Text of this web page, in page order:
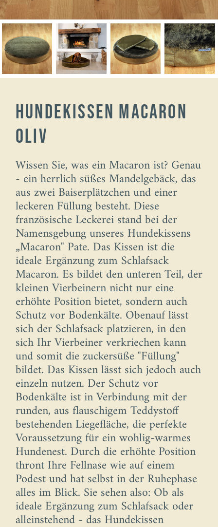
Hundekissen Macaron
oliv
Wissen Sie, was ein Macaron ist? Genau
- ein herrlich süßes Mandelgebäck, das
aus zwei Baiserplätzchen und einer
leckeren Füllung besteht. Diese
französische Leckerei stand bei der
Namensgebung unseres Hundekissens
„Macaron" Pate. Das Kissen ist die
ideale Ergänzung zum Schlafsack
Macaron. Es bildet den unteren Teil, der
kleinen Vierbeinern nicht nur eine
erhöhte Position bietet, sondern auch
Schutz vor Bodenkälte. Obenauf lässt
sich der Schlafsack platzieren, in den
sich Ihr Vierbeiner verkriechen kann
und somit die zuckersüße "Füllung"
bildet. Das Kissen lässt sich jedoch auch
einzeln nutzen. Der Schutz vor
Bodenkälte ist in Verbindung mit der
runden, aus flauschigem Teddystoff
bestehenden Liegefläche, die perfekte
Voraussetzung für ein wohlig-warmes
Hundenest. Durch die erhöhte Position
thront Ihre Fellnase wie auf einem
Podest und hat selbst in der Ruhephase
alles im Blick. Sie sehen also: Ob als
ideale Ergänzung zum Schlafsack oder
alleinstehend - das Hundekissen